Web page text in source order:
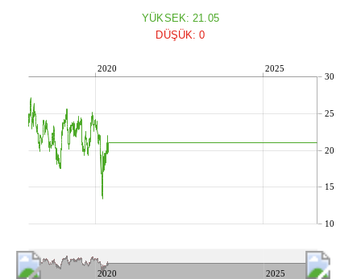
YÜKSEK: 21.05
DÜŞÜK: 0
2020 2025
10
15
20
25
30
2020 2025